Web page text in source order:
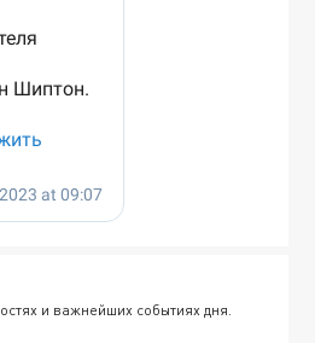
и важнейших событиях дня.